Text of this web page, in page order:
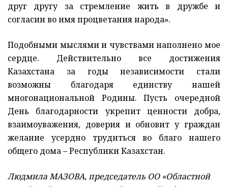
друг другу за стремление жить в дружбе и
согласии во имя процветания народа».
Подобными мыслями и чувствами наполнено мое
сердце. Действительно все достижения
Казахстана за годы независимости стали
возможны благодаря единству нашей
многонациональной Родины. Пусть очередной
День благодарности укрепит ценности добра,
взаимоуважения, доверия и обновит у граждан
желание усердно трудиться во благо нашего
общего дома – Республики Казахстан.
Людмила МАЗОВА, председатель ОО «Областной